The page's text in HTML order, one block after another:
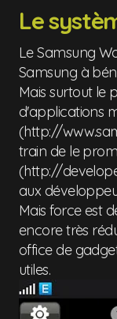
Le
Le Samsung
Samsung à
Mais surtout le
d'applications
(http://
train de le
(http://
aux
Mais force est
encore très
office de
utiles.